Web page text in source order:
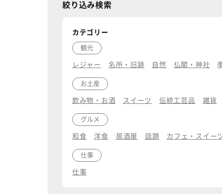
絞り込み検索
カテゴリー
観光
レジャー 名所・旧跡 自然 仏閣・神社
お土産
飲み物・お酒 スイーツ 伝統工芸品 雑貨
グルメ
和食 洋食 居酒屋 話題 カフェ・スイー
仕事
仕事